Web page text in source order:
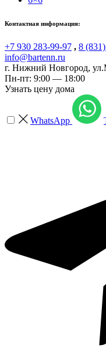
Контактная информация:
+7 930 283-99-97 , 8
info@bartenn.ru
г. Нижний Новгород,
Пн-пт: 9:00 — 18:00
Узнать цену дома
WhatsApp